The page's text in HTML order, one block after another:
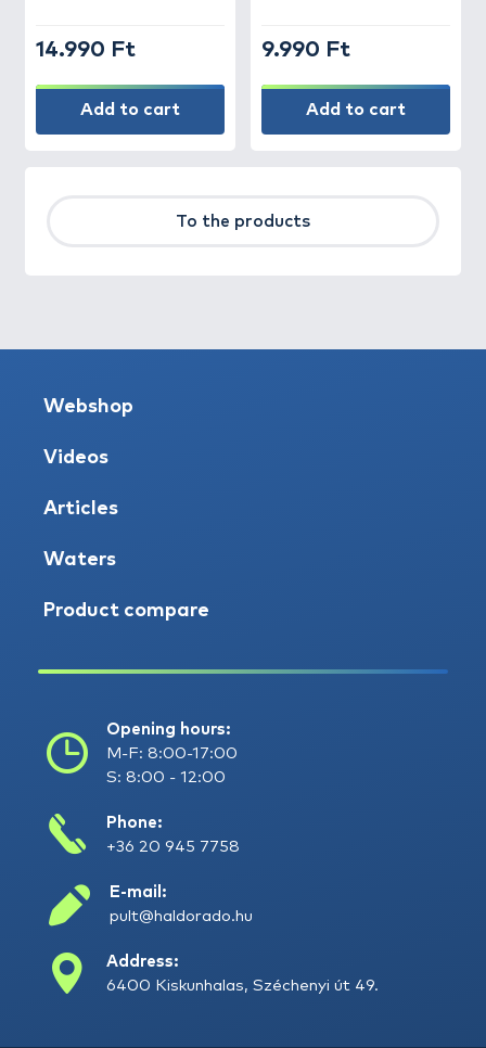
14.990 Ft
Add to cart
9.990 Ft
Add to cart
To the products
Webshop
Videos
Articles
Waters
Product compare
Opening hours:
M-F: 8:00-17:00
S: 8:00 - 12:00
Phone:
+36 20 945 7758
E-mail:
pult@haldorado.hu
Address:
6400 Kiskunhalas, Széchenyi út 49.